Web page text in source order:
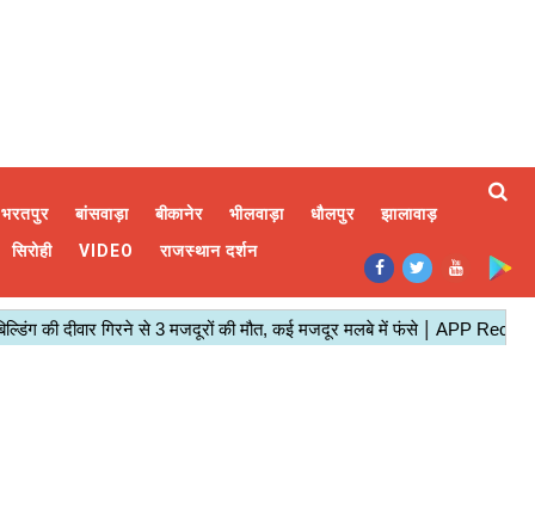
भरतपुर बांसवाड़ा बीकानेर भीलवाड़ा धौलपुर
झालावाड़
सिरोही VIDEO राजस्थान दर्शन